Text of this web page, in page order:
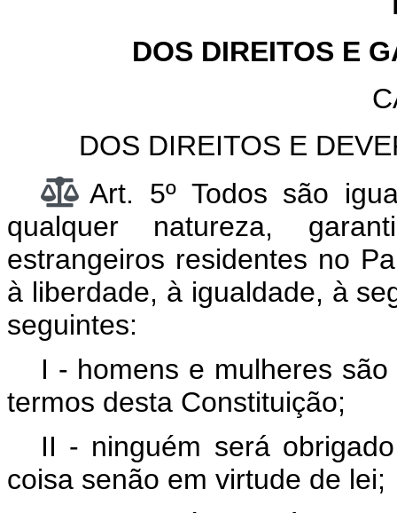
DOS DIREITOS E
DOS DIREITOS E
Art. 5º Todos são
qualquer natureza,
estrangeiros residentes no
à liberdade, à igualdade, à
seguintes:
I - homens e mulheres
termos desta Constituição;
II - ninguém será
coisa senão em virtude de lei;